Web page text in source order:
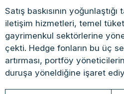
Satış baskısının
iletişim hizmetleri, temel
gayrimenkul sektörlerine
çekti. Hedge fonların bu üç
artırması, portföy
duruşa yöneldiğine işaret